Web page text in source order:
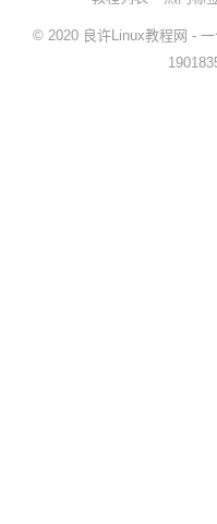
© 2020 良许Linux教程网 -